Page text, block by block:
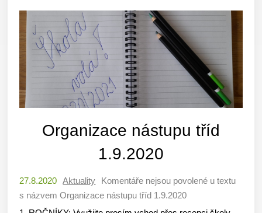
Organizace nástupu tříd
1.9.2020
27.8.2020 Aktuality Komentáře nejsou povolené u textu
s názvem Organizace nástupu tříd 1.9.2020